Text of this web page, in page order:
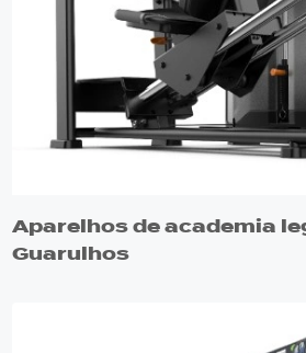
Aparelhos de academia
Guarulhos